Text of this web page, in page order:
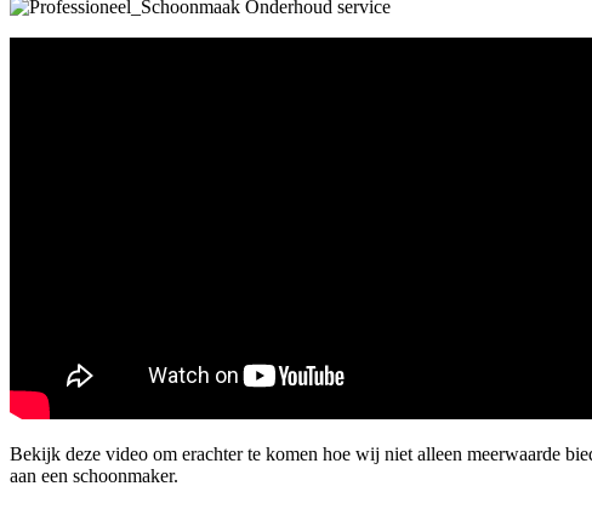
Bekijk deze video om erachter te komen hoe wij niet alleen meerwaarde
aan een schoonmaker.